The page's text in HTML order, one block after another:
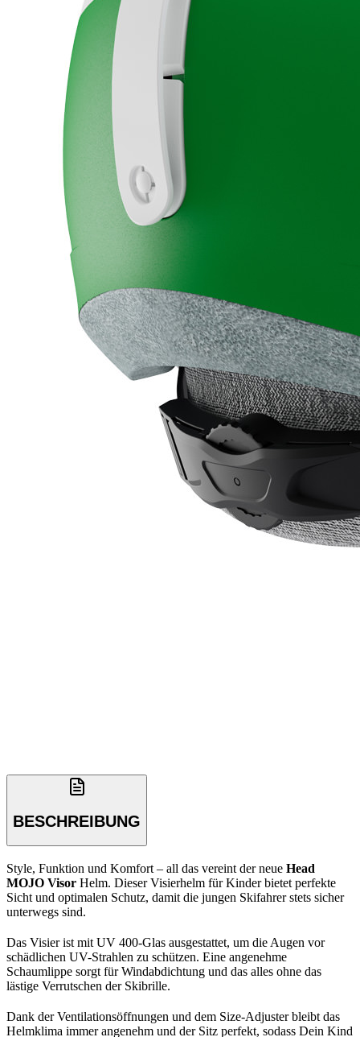
BESCHREIBUNG
Style, Funktion und Komfort – all das vereint der neue Head
MOJO Visor Helm. Dieser Visierhelm für Kinder bietet perfekte
Sicht und optimalen Schutz, damit die jungen Skifahrer stets sicher
unterwegs sind.
Das Visier ist mit UV 400-Glas ausgestattet, um die Augen vor
schädlichen UV-Strahlen zu schützen. Eine angenehme
Schaumlippe sorgt für Windabdichtung und das alles ohne das
lästige Verrutschen der Skibrille.
Dank der Ventilationsöffnungen und dem Size-Adjuster bleibt das
Helmklima immer angenehm und der Sitz perfekt, sodass Dein Kind